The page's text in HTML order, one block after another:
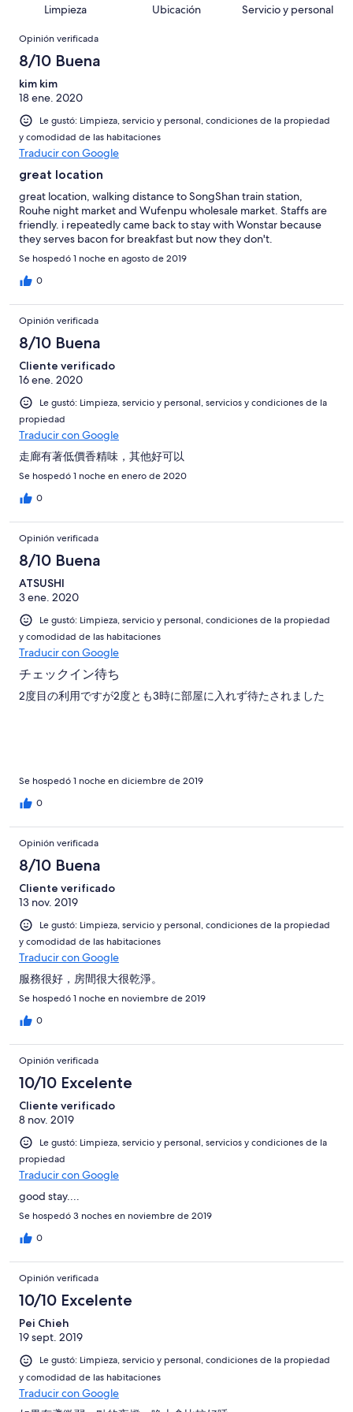
opiniones
opiniones
de
103
opiniones
Basada
de
opiniones
Terrible.
Basada
de
103
opiniones
Limpieza Ubicación Servicio y personal
Opiniones
Opinión verificada
8/10 Buena
kim kim
18 ene. 2020
Le gustó: Limpieza, servicio y personal, condiciones de la propiedad
y comodidad de las habitaciones
Traducir con Google
great location
great location, walking distance to SongShan train station,
Rouhe night market and Wufenpu wholesale market. Staffs are
friendly. i repeatedly came back to stay with Wonstar because
they serves bacon for breakfast but now they don't.
Se hospedó 1 noche en agosto de 2019
0
Opinión verificada
8/10 Buena
Cliente verificado
16 ene. 2020
Le gustó: Limpieza, servicio y personal, servicios y condiciones de la
propiedad
Traducir con Google
走廊有著低價香精味，其他好可以
Se hospedó 1 noche en enero de 2020
0
Opinión verificada
8/10 Buena
ATSUSHI
3 ene. 2020
Le gustó: Limpieza, servicio y personal, condiciones de la propiedad
y comodidad de las habitaciones
Traducir con Google
チェックイン待ち
2度目の利用ですが2度とも3時に部屋に入れず待たされました
Se hospedó 1 noche en diciembre de 2019
0
Opinión verificada
8/10 Buena
Cliente verificado
13 nov. 2019
Le gustó: Limpieza, servicio y personal, condiciones de la propiedad
y comodidad de las habitaciones
Traducir con Google
服務很好，房間很大很乾淨。
Se hospedó 1 noche en noviembre de 2019
0
Opinión verificada
10/10 Excelente
Cliente verificado
8 nov. 2019
Le gustó: Limpieza, servicio y personal, servicios y condiciones de la
propiedad
Traducir con Google
good stay....
Se hospedó 3 noches en noviembre de 2019
0
Opinión verificada
10/10 Excelente
Pei Chieh
19 sept. 2019
Le gustó: Limpieza, servicio y personal, condiciones de la propiedad
y comodidad de las habitaciones
Traducir con Google